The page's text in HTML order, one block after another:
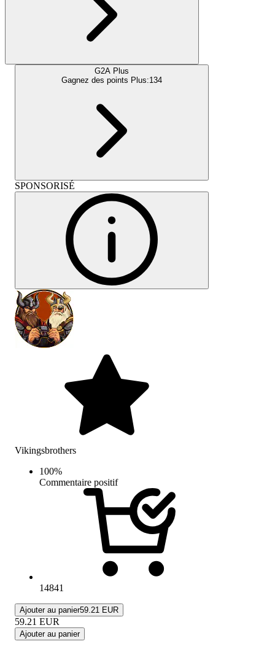
G2A Plus
Gagnez des points Plus:134
SPONSORISÉ
Vikingsbrothers
100%
Commentaire positif
14841
Ajouter au panier59.21 EUR
59.21 EUR
Ajouter au panier